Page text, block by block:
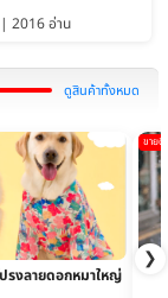
2016 อ่าน
ดูสินค้าทั้งหมด
❯
รงลายดอกหมาใหญ่
ขายดี